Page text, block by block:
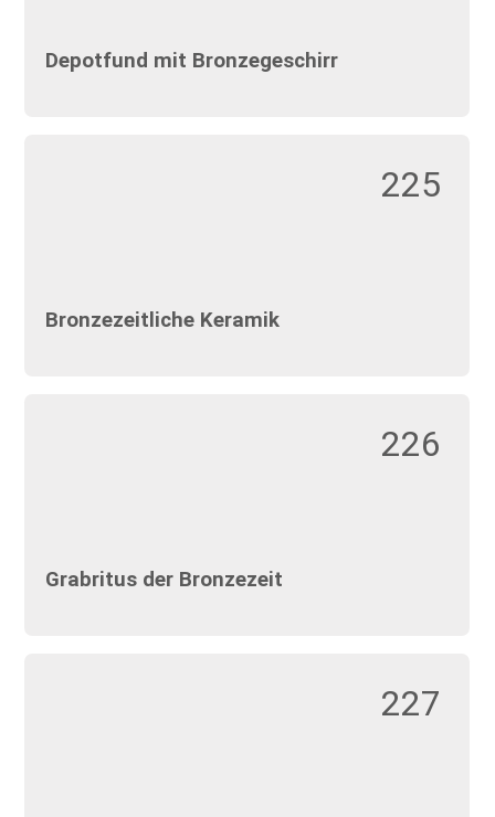
Depotfund mit Bronzegeschirr
225
Bronzezeitliche Keramik
226
Grabritus der Bronzezeit
227